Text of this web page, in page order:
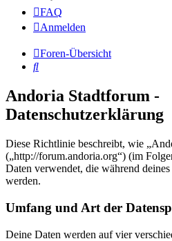
FAQ
Anmelden
Foren-Übersicht
Suche
Andoria Stadtforum -
Datenschutzerklärung
Diese Richtlinie beschreibt, wie
(„http://forum.andoria.org“) (im
Daten verwendet, die während
werden.
Umfang und Art der
Deine Daten werden auf vier